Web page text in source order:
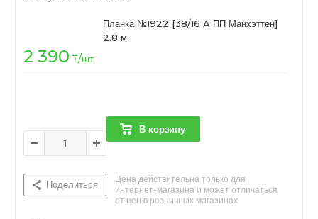
Планка №1922 [38/16 A ПП Манхэттен]
2.8 м.
2 390 ₸/шт
В корзину
Поделиться
Цена действительна только для
интернет-магазина и может отличаться
от цен в розничных магазинах